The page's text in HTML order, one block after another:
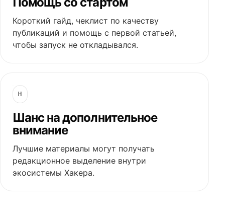
Короткий гайд, чеклист по качеству
публикаций и помощь с первой статьей,
чтобы запуск не откладывался.
H
Шанс на дополнительное
внимание
Лучшие материалы могут получать
редакционное выделение внутри
экосистемы Хакера.